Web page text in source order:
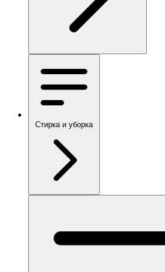
Стирка и уборка